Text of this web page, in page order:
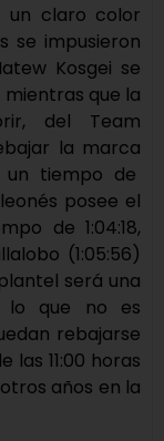
un claro color
se impusieron
Kosgei se
mientras que la
del Team
la marca
tiempo de
posee el
de 1:04:18,
(1:05:56)
será una
lo que no es
rebajarse
11:00 horas
años en la